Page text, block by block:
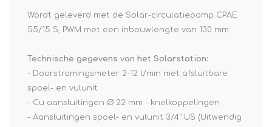
Wordt geleverd met de Solar-circulatiepomp CPAE
55/15 S, PWM met een inbouwlengte van 130 mm
Technische gegevens van het Solarstation:
- Doorstromingsmeter 2-12 l/min met afsluitbare
spoel- en vulunit
- Cu aansluitingen Ø 22 mm - knelkoppelingen
- Aansluitingen spoel- en vulunit 3/4" US (Uitwendig